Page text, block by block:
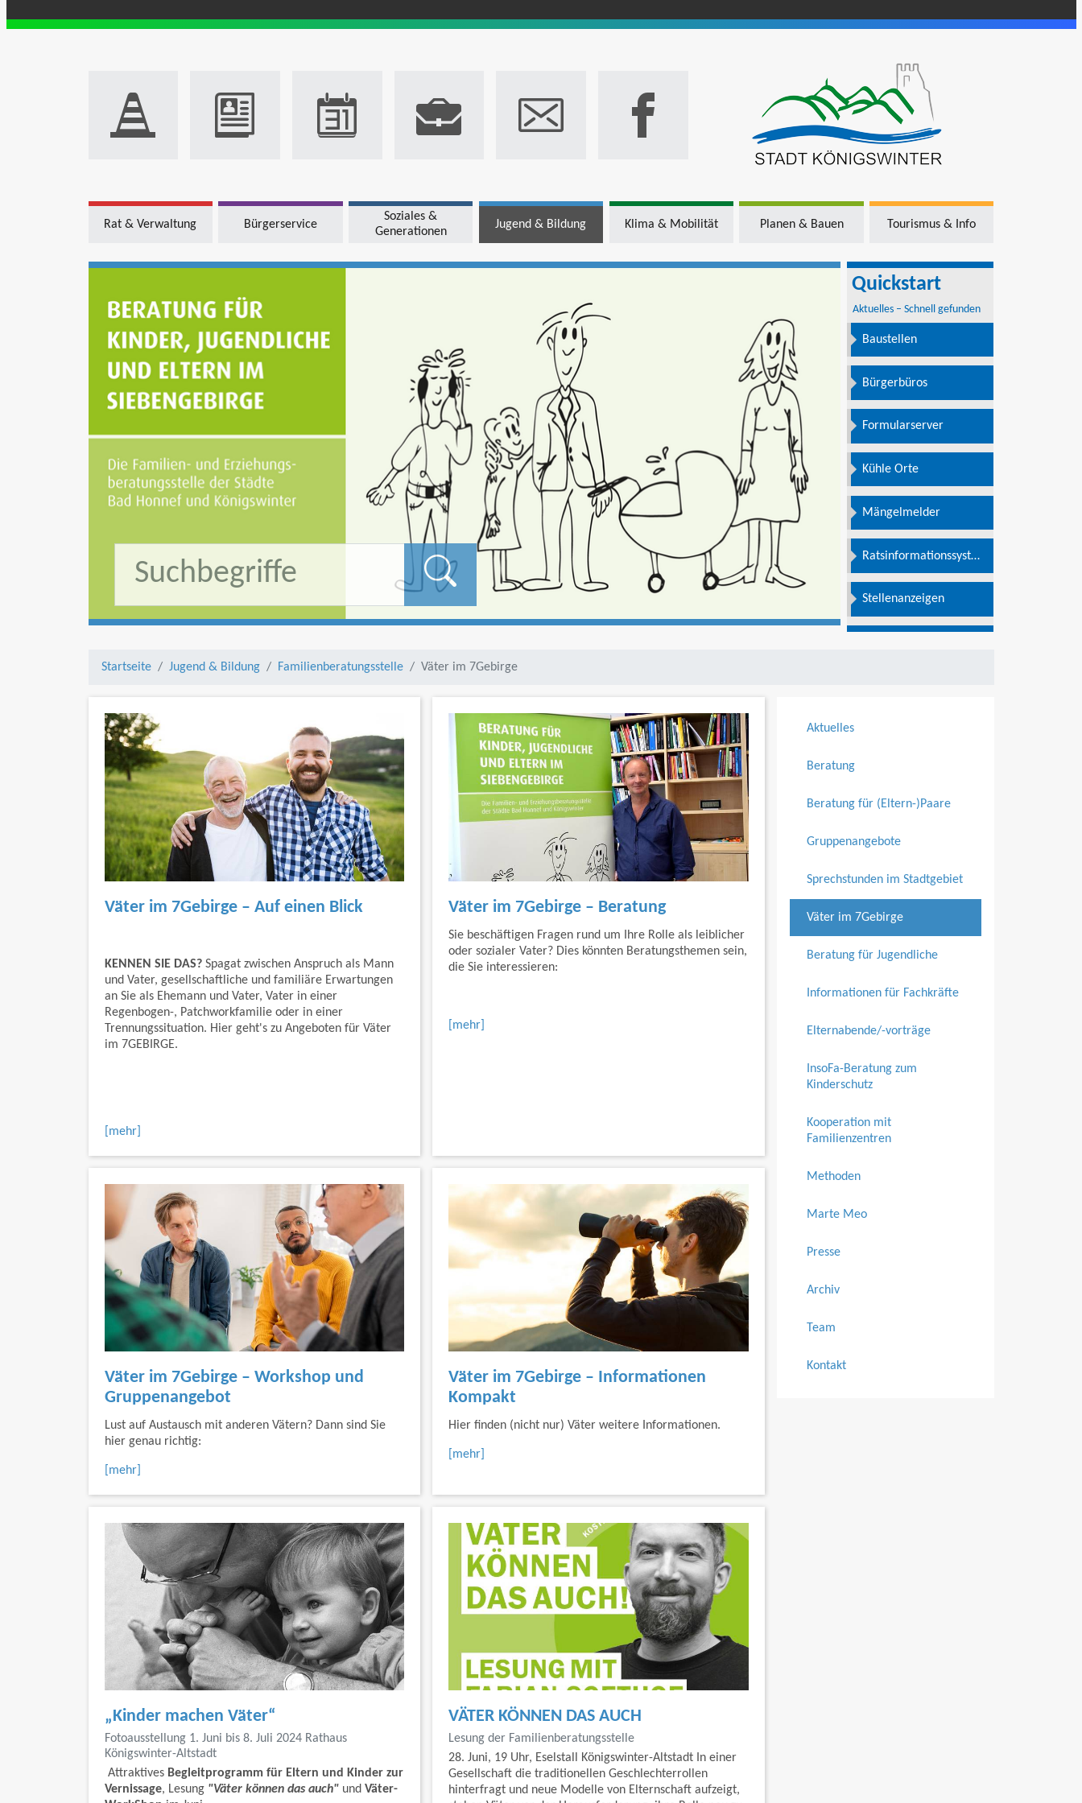
Rat & Verwaltung Bürgerservice
Soziales &
Generationen
Jugend & Bildung Klima & Mobilität Planen & Bauen Tourismus & Info
Formularschaltfläche
Quickstart
Aktuelles – Schnell gefunden
Baustellen
Bürgerbüros
Formularserver
Kühle Orte
Mängelmelder
Ratsinformationssystem
Stellenanzeigen
Startseite Jugend & Bildung Familienberatungsstelle Väter im 7Gebirge
Väter im 7Gebirge – Auf einen Blick
KENNEN SIE DAS?Spagat zwischen Anspruch als Mann
und Vater, gesellschaftliche und familiäre Erwartungen
an Sie als Ehemann und Vater, Vater in einer
Regenbogen-, Patchworkfamilie oder in einer
Trennungssituation. Hier geht's zu Angeboten für Väter
im 7GEBIRGE.
[mehr]
Väter im 7Gebirge – Beratung
Sie beschäftigen Fragen rund um Ihre Rolle als leiblicher
oder sozialer Vater? Dies könnten Beratungsthemen sein,
die Sie interessieren:
[mehr]
Väter im 7Gebirge – Workshop und
Gruppenangebot
Lust auf Austausch mit anderen Vätern? Dann sind Sie
hier genau richtig:
[mehr]
Väter im 7Gebirge – Informationen
Kompakt
Hier finden (nicht nur) Väter weitere Informationen.
[mehr]
„Kinder machen Väter“
Fotoausstellung 1. Juni bis 8. Juli 2024 Rathaus
Königswinter-Altstadt
Attraktives Begleitprogramm für Eltern und Kinder zur
Vernissage, Lesung "Väter können das auch"und Väter-
VÄTER KÖNNEN DAS AUCH
Lesung der Familienberatungsstelle
28. Juni, 19 Uhr, Eselstall Königswinter-Altstadt In einer
Gesellschaft die traditionellen Geschlechterrollen
hinterfragt und neue Modelle von Elternschaft aufzeigt,
Aktuelles
Beratung
Beratung für (Eltern-)Paare
Gruppenangebote
Sprechstunden im Stadtgebiet
Väter im 7Gebirge
Beratung für Jugendliche
Informationen für Fachkräfte
Elternabende/-vorträge
InsoFa-Beratung zum
Kinderschutz
Kooperation mit
Familienzentren
Methoden
Marte Meo
Presse
Archiv
Team
Kontakt